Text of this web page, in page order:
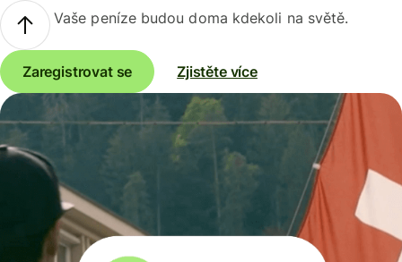
Vaše peníze budou doma kdekoli na světě.
Zaregistrovat se Zjistěte více